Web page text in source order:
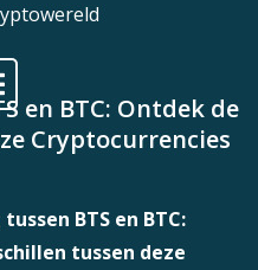
en BTC: Ontdek de
Cryptocurrencies
BTS en BTC:
tussen deze